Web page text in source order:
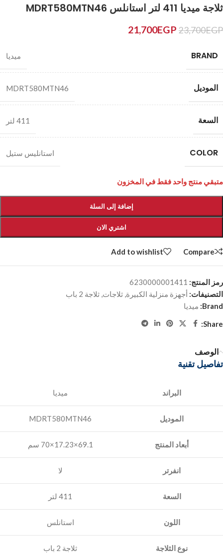
ثلاجة ميديا 411 لتر استانلس MDRT580MTN46
23,700EGP
21,700EGP
BRAND ميديا
الموديل MDRT580MTN46
السعة 411 لتر
COLOR استانليس ستيل
متبقي منتج واحد فقط في المخزون
إضافة إلى السلة
اشتري الان
Compare
Add to wishlist
رمز المنتج: 6230000001411
التصنيفات: أجهزة منزلية الكبيرة, ثلاجات, ثلاجة 2 باب
Brand: ميديا
Share:
الوصف
تفاصيل تقنية
البراند
الموديل MDRT580MTN46
أبعاد المنتج 69.1×17.23×70 سم
انفرتر
السعة ‎411 لتر
اللون استانلس
نوع الثلاجة